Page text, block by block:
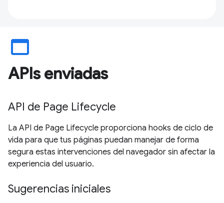
web_asset
APIs enviadas
API de Page Lifecycle
La API de Page Lifecycle proporciona hooks de ciclo de
vida para que tus páginas puedan manejar de forma
segura estas intervenciones del navegador sin afectar la
experiencia del usuario.
Sugerencias iniciales